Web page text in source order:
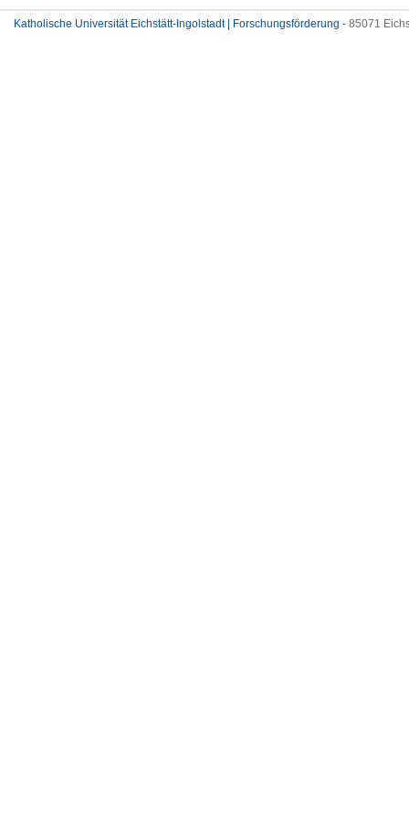
Katholische Universität Eichstätt-Ingolstadt | Forschungsförderung - 85071